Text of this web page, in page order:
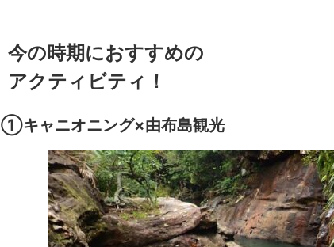
今の時期におすすめの
アクティビティ！
①キャニオニング×由布島観光